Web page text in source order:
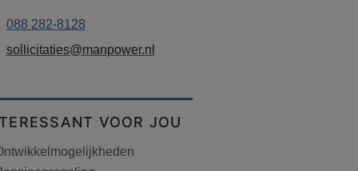
088 282-8128
sollicitaties@manpower.nl
VOOR JOU